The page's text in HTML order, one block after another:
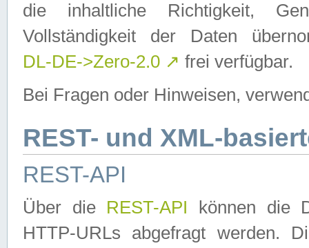
die inhaltliche Richtigkeit,
Vollständigkeit der Daten
DL-DE->Zero-2.0 ↗ frei verfügbar.
Bei Fragen oder Hinweisen,
REST- und XML-
REST-API
Über die REST-API können die
HTTP-URLs abgefragt werden.